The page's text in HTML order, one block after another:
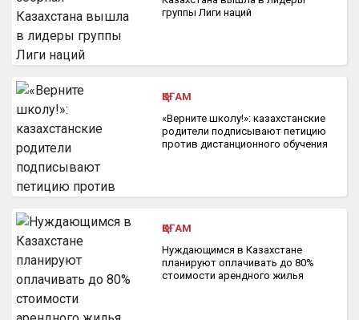
группы Лиги наций
ҚОҒАМ
«Верните школу!»: казахстанские
родители подписывают петицию
против дистанционного обучения
ҚОҒАМ
Нуждающимся в Казахстане
планируют оплачивать до 80%
стоимости арендного жилья